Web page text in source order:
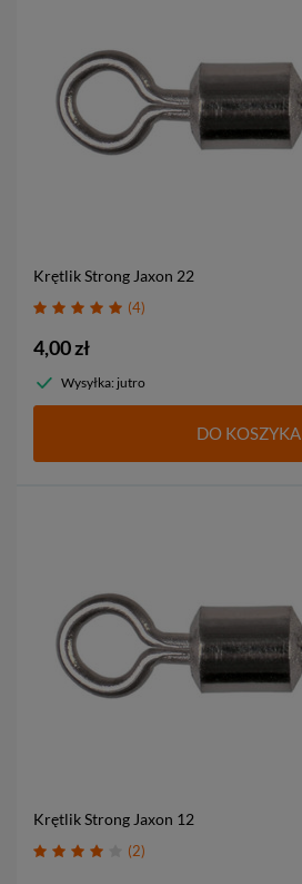
Krętlik Strong Jaxon 22
4
4,00 zł
Wysyłka: jutro
DO KOSZYKA
Krętlik Strong Jaxon 12
2